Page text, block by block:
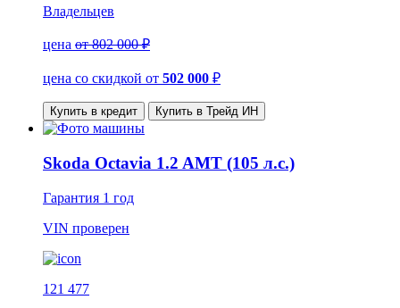
Владельцев
цена от 802 000 ₽
цена со скидкой от 502 000 ₽
Купить в кредит Купить в Трейд ИН
Skoda Octavia 1.2 AMT (105 л.с.)
Гарантия 1 год
VIN проверен
121 477